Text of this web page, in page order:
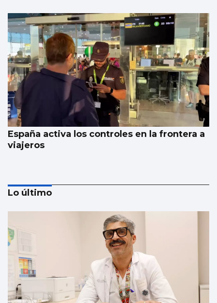
España activa los controles en la frontera a
viajeros
El Gobierno aplica controles fronterizos
para los italianos
Lo último